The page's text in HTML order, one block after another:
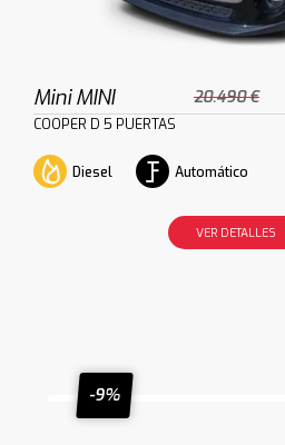
Mini MINI 20.490 €
COOPER D 5 PUERTAS
Diesel Automático
VER DETALLES
-9%